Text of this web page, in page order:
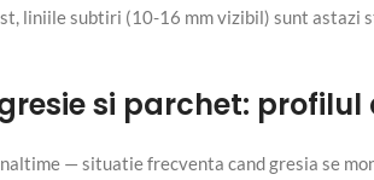
liniile subtiri (10-16 mm vizibil) sunt astazi
si parchet:
— situatie frecventa cand gresia se